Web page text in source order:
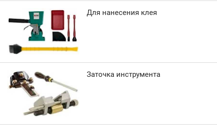
Для нанесения клея
Заточка инструмента